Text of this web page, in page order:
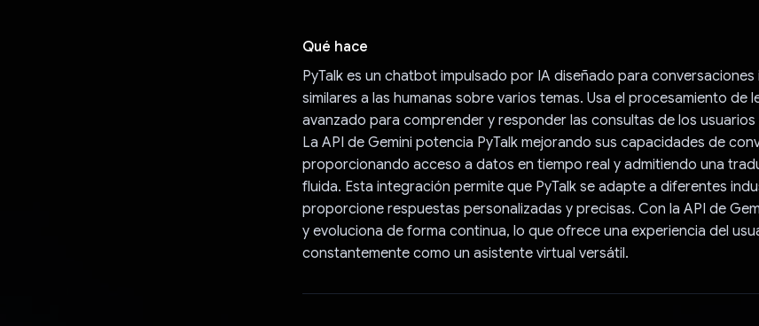
Qué hace
PyTalk es un chatbot impulsado por IA diseñado para
similares a las humanas sobre varios temas. Usa el procesamiento de
avanzado para comprender y responder las consultas de los usuarios
La API de Gemini potencia PyTalk mejorando sus capacidades de
proporcionando acceso a datos en tiempo real y admitiendo una
fluida. Esta integración permite que PyTalk se adapte a diferentes
proporcione respuestas personalizadas y precisas. Con la API de
y evoluciona de forma continua, lo que ofrece una experiencia del
constantemente como un asistente virtual versátil.